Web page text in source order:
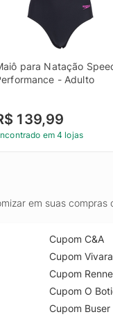
para Natação
- Adulto
139,99
em 4 lojas
em suas compras
Cupom C&A
Cupom Vivara
Cupom
Cupom O
Cupom Buser